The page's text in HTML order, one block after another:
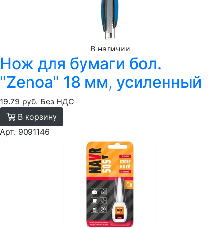
В наличии
Нож для бумаги бол.
"Zenoa" 18 мм, усиленный
19.79 руб. Без НДС
В корзину
Арт. 9091146